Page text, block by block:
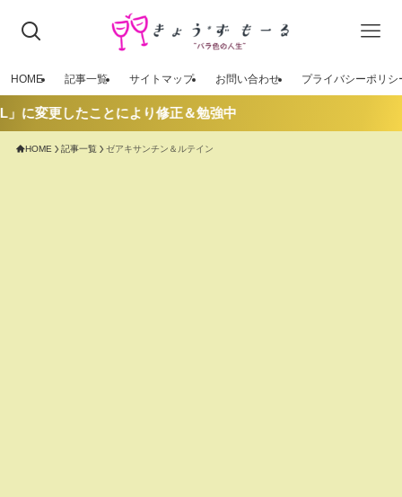
HOME 記事一覧 サイトマップ お問い合わせ プライバシーポリシ
に変更したことにより修正＆勉強中
HOME 記事一覧 ゼアキサンチン＆ルテイン